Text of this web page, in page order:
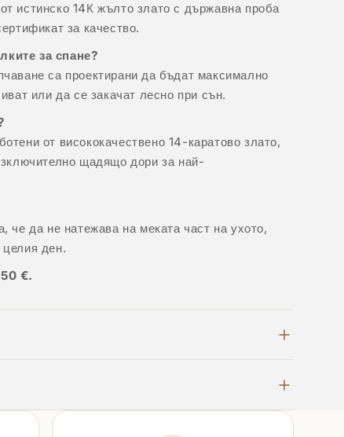
истинско 14К жълто злато с държавна проба
за качество.
за спане?
са проектирани да бъдат максимално
или да се закачат лесно при сън.
от висококачествено 14-каратово злато,
щадящо дори за най-
че да не натежава на меката част на ухото,
целия ден.
€.